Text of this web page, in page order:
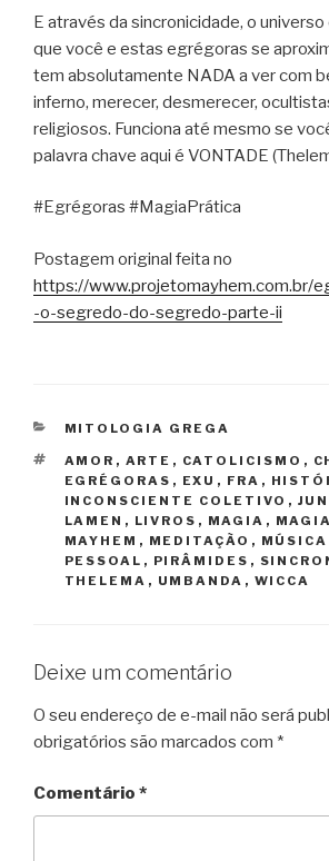
E através da sincronicidade, o universo
que você e estas egrégoras se
tem absolutamente NADA a ver com
inferno, merecer, desmerecer,
religiosos. Funciona até mesmo se
palavra chave aqui é VONTADE
#Egrégoras #MagiaPrática
Postagem original feita no
https://www.projetomayhem.com.br/
-o-segredo-do-segredo-parte-ii
CATEGORIAS
MITOLOGIA GREGA
TAGS
AMOR , ARTE , CATOLICISMO ,
EGRÉGORAS , EXU , FRA ,
INCONSCIENTE COLETIVO ,
LAMEN , LIVROS , MAGIA ,
MAYHEM , MEDITAÇÃO , MÚSICA
PESSOAL , PIRÂMIDES ,
THELEMA , UMBANDA , WICCA
Deixe um comentário
O seu endereço de e-mail não será
obrigatórios são marcados com *
Comentário *